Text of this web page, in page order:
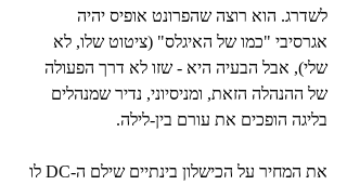
לשדרג. הוא רוצה שהפרונט אופיס יהיה
אגרסיבי "כמו של האיגלס" (ציטוט שלו, לא
שלי), אבל הבעיה היא - שזו לא דרך הפעולה
של ההנהלה הזאת, ומניסיוני, נדיר שמנהלים
בליגה הופכים את עורם בין-לילה.
את המחיר על הכישלון בינתיים שילם ה-DC לו